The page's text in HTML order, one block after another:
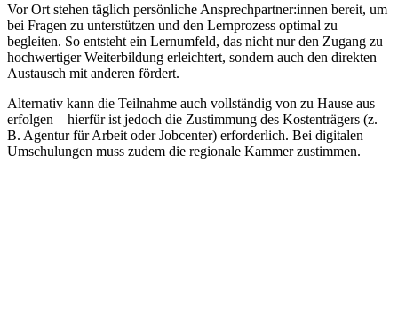
Vor Ort stehen täglich persönliche Ansprechpartner:innen bereit, um
bei Fragen zu unterstützen und den Lernprozess optimal zu
begleiten. So entsteht ein Lernumfeld, das nicht nur den Zugang zu
hochwertiger Weiterbildung erleichtert, sondern auch den direkten
Austausch mit anderen fördert.
Alternativ kann die Teilnahme auch vollständig von zu Hause aus
erfolgen – hierfür ist jedoch die Zustimmung des Kostenträgers (z.
B. Agentur für Arbeit oder Jobcenter) erforderlich. Bei digitalen
Umschulungen muss zudem die regionale Kammer zustimmen.